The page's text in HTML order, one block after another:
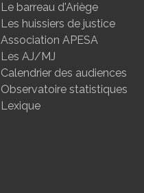
Le barreau d'Ariège
Les huissiers de justice
Association APESA
Les AJ/MJ
Calendrier des audiences
Observatoire statistiques
Lexique